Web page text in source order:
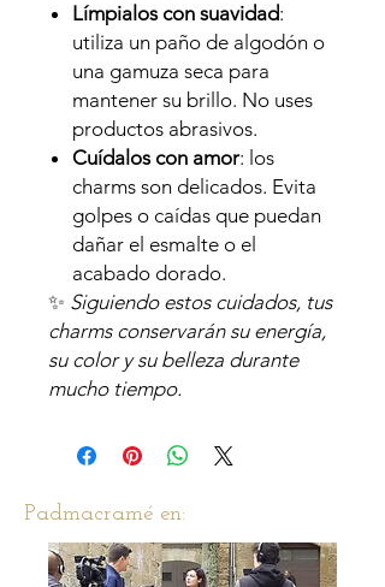
Límpialos con suavidad:
utiliza un paño de algodón o
una gamuza seca para
mantener su brillo. No uses
productos abrasivos.
Cuídalos con amor: los
charms son delicados. Evita
golpes o caídas que puedan
dañar el esmalte o el
acabado dorado.
✨ Siguiendo estos cuidados, tus
charms conservarán su energía,
su color y su belleza durante
mucho tiempo.
Padmacramé en: